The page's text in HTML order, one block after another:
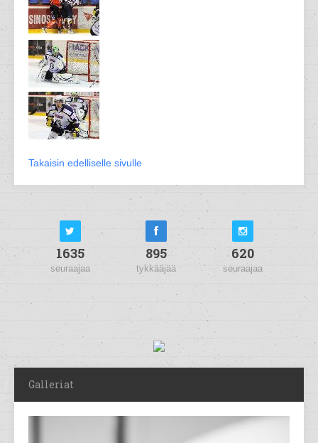
Takaisin edelliselle sivulle
1635
seuraajaa
895
tykkääjää
620
seuraajaa
Galleriat